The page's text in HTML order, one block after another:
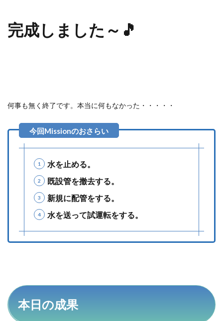
完成しました～🎵
何事も無く終了です。本当に何もなかった・・・・・
水を止める。
既設管を撤去する。
新規に配管をする。
水を送って試運転をする。
本日の成果